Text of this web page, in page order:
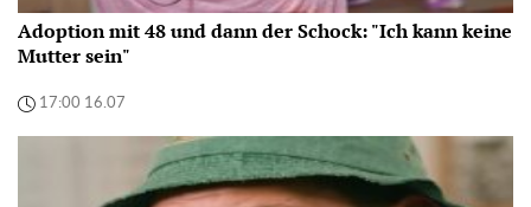
Adoption mit 48 und dann der Schock: "Ich kann keine
Mutter sein"
17:00 16.07